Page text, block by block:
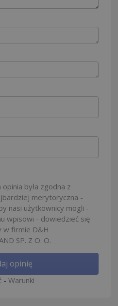
była zgodna z
merytoryczna -
nasi użytkownicy mogli -
wpisowi - dowiedzieć się
w firmie D&H
SP. Z O. O.
opinię
- Warunki